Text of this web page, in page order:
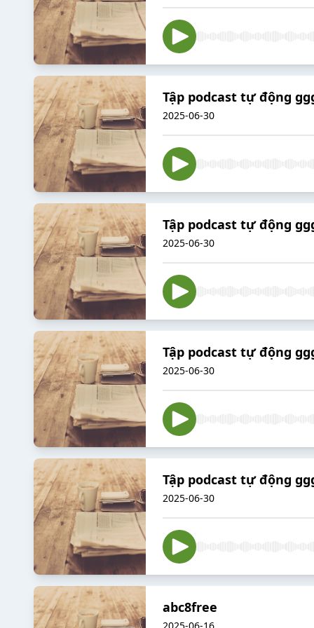
Tập podcast tự động
2025-06-30
Tập podcast tự động
2025-06-30
Tập podcast tự động
2025-06-30
Tập podcast tự động
2025-06-30
abc8free
2025-06-16